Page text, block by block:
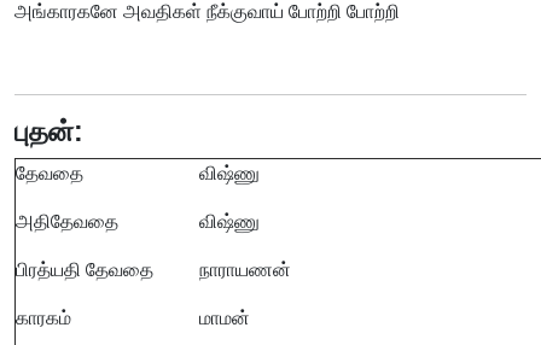
அங்காரகனே அவதிகள் நீக்குவாய் போற்றி போற்றி
புதன்:
தேவதை விஷ்ணு
அதிதேவதை விஷ்ணு
பிரத்யதி தேவதை நாராயணன்
காரகம் மாமன்